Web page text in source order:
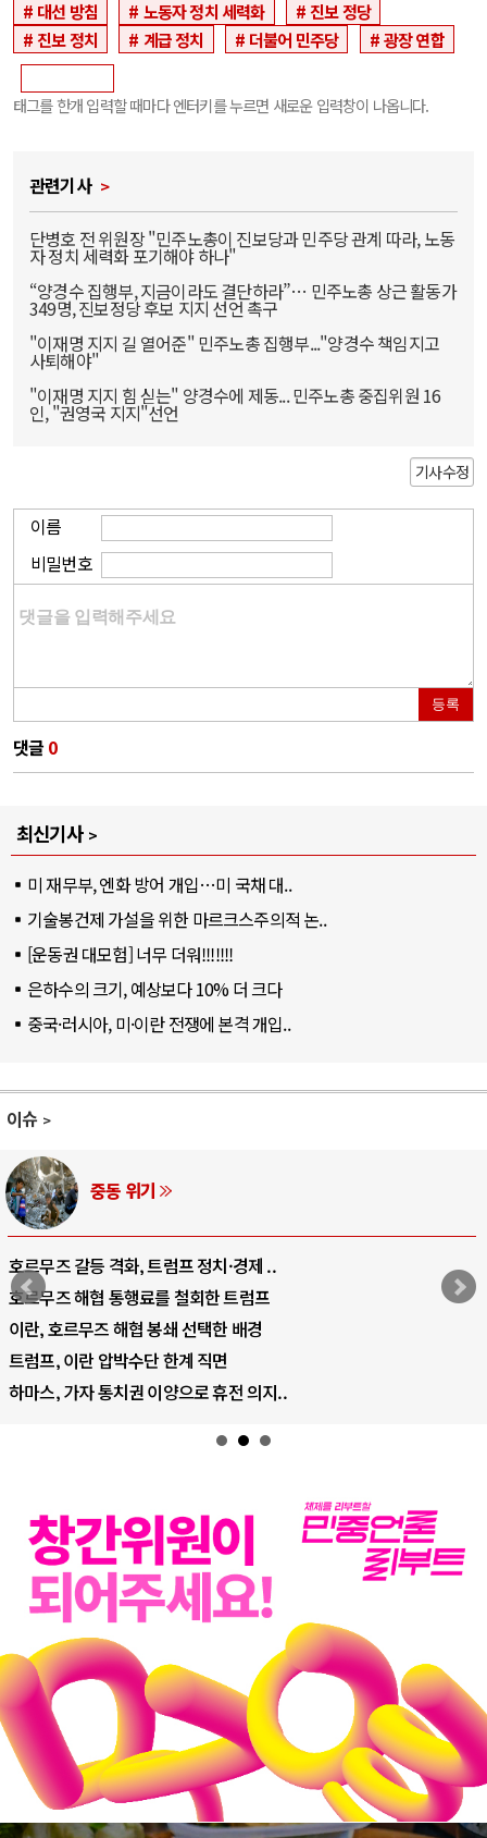
대선 방침 노동자 정치 세력화
진보 정당
진보 정치
계급 정치 더불어 민주당 광장 연합
태그를 한개 입력할 때마다 엔터키를 누르면 새로운 입력창이 나옵니다.
관련기사
단병호 전 위원장 "민주노총이 진보당과 민주당 관계 따라, 노동
자 정치 세력화 포기해야 하나"
“양경수 집행부, 지금이라도 결단하라”… 민주노총 상근 활동가
349명, 진보정당 후보 지지 선언 촉구
"이재명 지지 길 열어준" 민주노총 집행부..."양경수 책임지고
사퇴해야"
"이재명 지지 힘 싣는" 양경수에 제동... 민주노총 중집위원 16
인, "권영국 지지"선언
기사수정
이름
비밀번호
등록
댓글 0
최신기사
미 재무부, 엔화 방어 개입…미 국채 대..
기술봉건제 가설을 위한 마르크스주의적 논..
[운동권 대모험] 너무 더워!!!!!!!
은하수의 크기, 예상보다 10% 더 크다
중국·러시아, 미·이란 전쟁에 본격 개입..
이슈
중동 위기
호르무즈 갈등 격화, 트럼프 정치·경제 ..
호르무즈 해협 통행료를 철회한 트럼프
이란, 호르무즈 해협 봉쇄 선택한 배경
트럼프, 이란 압박수단 한계 직면
하마스, 가자 통치권 이양으로 휴전 의지..